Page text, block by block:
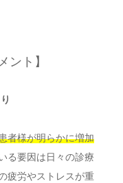
ント】
者様が明らかに増加
る要因は日々の診療
疲労やストレスが重